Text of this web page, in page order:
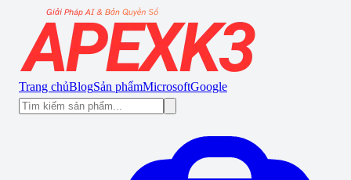
Trang chủBlogSản phẩmMicrosoftGoogle